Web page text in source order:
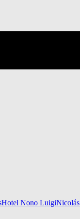
Hotel Nono Luigi